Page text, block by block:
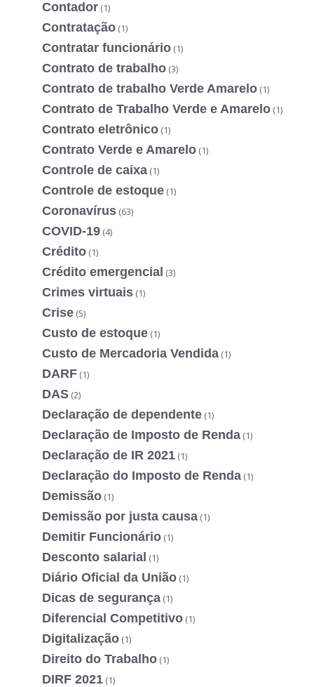
Contador (1)
Contratação (1)
Contratar funcionário (1)
Contrato de trabalho (3)
Contrato de trabalho Verde Amarelo (1)
Contrato de Trabalho Verde e Amarelo (1)
Contrato eletrônico (1)
Contrato Verde e Amarelo (1)
Controle de caixa (1)
Controle de estoque (1)
Coronavírus (63)
COVID-19 (4)
Crédito (1)
Crédito emergencial (3)
Crimes virtuais (1)
Crise (5)
Custo de estoque (1)
Custo de Mercadoria Vendida (1)
DARF (1)
DAS (2)
Declaração de dependente (1)
Declaração de Imposto de Renda (1)
Declaração de IR 2021 (1)
Declaração do Imposto de Renda (1)
Demissão (1)
Demissão por justa causa (1)
Demitir Funcionário (1)
Desconto salarial (1)
Diário Oficial da União (1)
Dicas de segurança (1)
Diferencial Competitivo (1)
Digitalização (1)
Direito do Trabalho (1)
DIRF 2021 (1)